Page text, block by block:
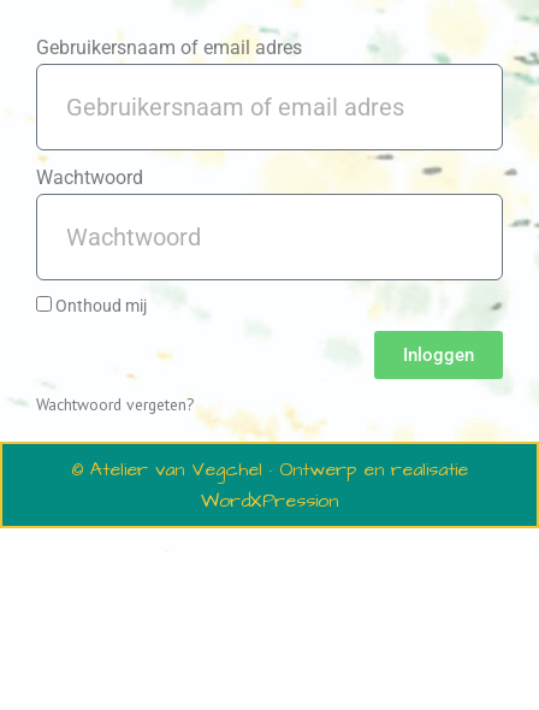
Gebruikersnaam of email adres
Wachtwoord
Onthoud mij
Inloggen
Wachtwoord vergeten?
© Atelier van Vegchel · Ontwerp en realisatie
WordXPression